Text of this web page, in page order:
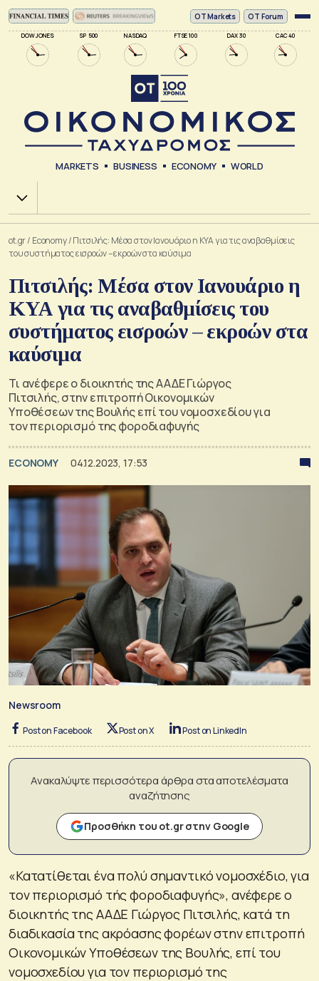
DOW JONES SP 500 NASDAQ FTSE 100 DAX 30 CAC 40
ΟΤ Markets OT Forum
MARKETS BUSINESS ECONOMY WORLD
Χ.Α.
ot.gr/ Economy/Πιτσιλής: Μέσα στον Ιανουάριο η ΚΥΑ για τις αναβαθμίσεις
του συστήματος εισροών – εκροών στα καύσιμα
Πιτσιλής: Μέσα στον Ιανουάριο η
ΚΥΑ για τις αναβαθμίσεις του
συστήματος εισροών – εκροών στα
καύσιμα
Τι ανέφερε ο διοικητής της ΑΑΔΕ Γιώργος
Πιτσιλής, στην επιτροπή Οικονομικών
Υποθέσεων της Βουλής επί του νομοσχεδίου για
τον περιορισμό της φοροδιαφυγής
ECONOMY 04.12.2023, 17:53
Newsroom
Post on Facebook Post on X Post on LinkedIn
Ανακαλύψτε περισσότερα άρθρα στα αποτελέσματα
αναζήτησης
Προσθήκη του ot.gr στην Google
«Κατατίθεται ένα πολύ σημαντικό νομοσχέδιο, για
τον περιορισμό τής φοροδιαφυγής», ανέφερε ο
διοικητής της ΑΑΔΕ Γιώργος Πιτσιλής, κατά τη
διαδικασία της ακρόασης φορέων στην επιτροπή
Οικονομικών Υποθέσεων της Βουλής, επί του
νομοσχεδίου για τον περιορισμό της